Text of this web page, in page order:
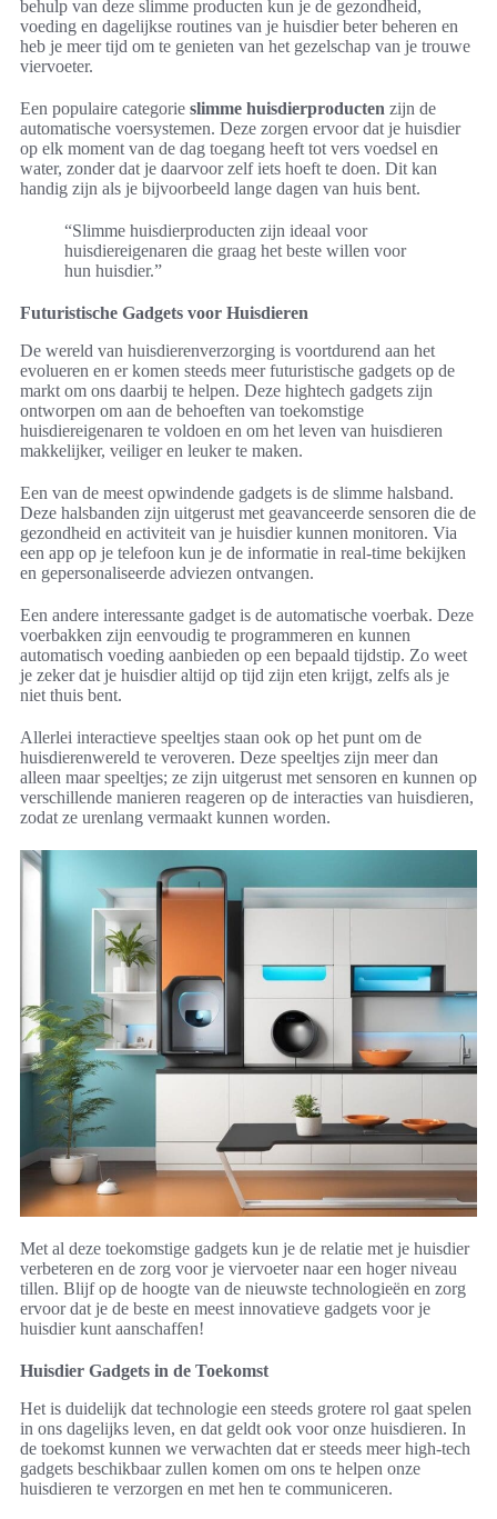
behulp van deze slimme producten kun je de gezondheid,
voeding en dagelijkse routines van je huisdier beter beheren en
heb je meer tijd om te genieten van het gezelschap van je trouwe
viervoeter.
Een populaire categorie slimme huisdierproducten zijn de
automatische voersystemen. Deze zorgen ervoor dat je huisdier
op elk moment van de dag toegang heeft tot vers voedsel en
water, zonder dat je daarvoor zelf iets hoeft te doen. Dit kan
handig zijn als je bijvoorbeeld lange dagen van huis bent.
“Slimme huisdierproducten zijn ideaal voor
huisdiereigenaren die graag het beste willen voor
hun huisdier.”
Futuristische Gadgets voor Huisdieren
De wereld van huisdierenverzorging is voortdurend aan het
evolueren en er komen steeds meer futuristische gadgets op de
markt om ons daarbij te helpen. Deze hightech gadgets zijn
ontworpen om aan de behoeften van toekomstige
huisdiereigenaren te voldoen en om het leven van huisdieren
makkelijker, veiliger en leuker te maken.
Een van de meest opwindende gadgets is de slimme halsband.
Deze halsbanden zijn uitgerust met geavanceerde sensoren die de
gezondheid en activiteit van je huisdier kunnen monitoren. Via
een app op je telefoon kun je de informatie in real-time bekijken
en gepersonaliseerde adviezen ontvangen.
Een andere interessante gadget is de automatische voerbak. Deze
voerbakken zijn eenvoudig te programmeren en kunnen
automatisch voeding aanbieden op een bepaald tijdstip. Zo weet
je zeker dat je huisdier altijd op tijd zijn eten krijgt, zelfs als je
niet thuis bent.
Allerlei interactieve speeltjes staan ook op het punt om de
huisdierenwereld te veroveren. Deze speeltjes zijn meer dan
alleen maar speeltjes; ze zijn uitgerust met sensoren en kunnen op
verschillende manieren reageren op de interacties van huisdieren,
zodat ze urenlang vermaakt kunnen worden.
Met al deze toekomstige gadgets kun je de relatie met je huisdier
verbeteren en de zorg voor je viervoeter naar een hoger niveau
tillen. Blijf op de hoogte van de nieuwste technologieën en zorg
ervoor dat je de beste en meest innovatieve gadgets voor je
huisdier kunt aanschaffen!
Huisdier Gadgets in de Toekomst
Het is duidelijk dat technologie een steeds grotere rol gaat spelen
in ons dagelijks leven, en dat geldt ook voor onze huisdieren. In
de toekomst kunnen we verwachten dat er steeds meer high-tech
gadgets beschikbaar zullen komen om ons te helpen onze
huisdieren te verzorgen en met hen te communiceren.